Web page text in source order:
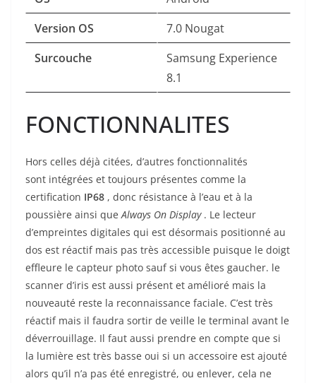
Version OS
7.0 Nougat
Surcouche
Samsung Experience
8.1
FONCTIONNALITES
Hors celles déjà citées, d’autres fonctionnalités
sont intégrées et toujours présentes comme la
certification IP68 , donc résistance à l’eau et à la
poussière ainsi queAlways On Display . Le lecteur
d’empreintes digitales qui est désormais positionné au
dos est réactif mais pas très accessible puisque le doigt
effleure le capteur photo sauf si vous êtes gaucher. le
scanner d’iris est aussi présent et amélioré mais la
nouveauté reste la reconnaissance faciale. C’est très
réactif mais il faudra sortir de veille le terminal avant le
déverrouillage. Il faut aussi prendre en compte que si
la lumière est très basse oui si un accessoire est ajouté
alors qu’il n’a pas été enregistré, ou enlever, cela ne